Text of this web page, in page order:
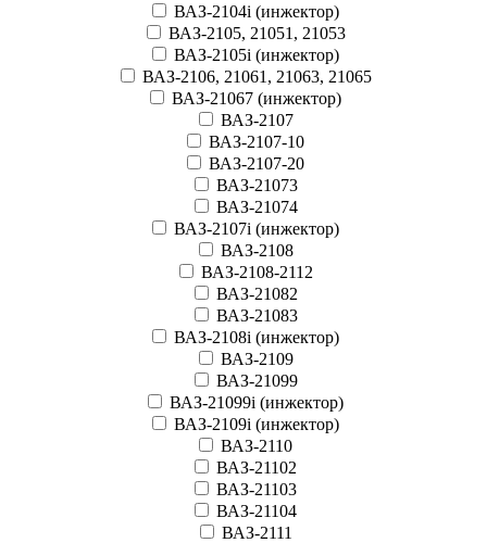
ВАЗ-2104i (инжектор)
ВАЗ-2105, 21051, 21053
ВАЗ-2105i (инжектор)
ВАЗ-2106, 21061, 21063, 21065
ВАЗ-21067 (инжектор)
ВАЗ-2107
ВАЗ-2107-10
ВАЗ-2107-20
ВАЗ-21073
ВАЗ-21074
ВАЗ-2107i (инжектор)
ВАЗ-2108
ВАЗ-2108-2112
ВАЗ-21082
ВАЗ-21083
ВАЗ-2108i (инжектор)
ВАЗ-2109
ВАЗ-21099
ВАЗ-21099i (инжектор)
ВАЗ-2109i (инжектор)
ВАЗ-2110
ВАЗ-21102
ВАЗ-21103
ВАЗ-21104
ВАЗ-2111